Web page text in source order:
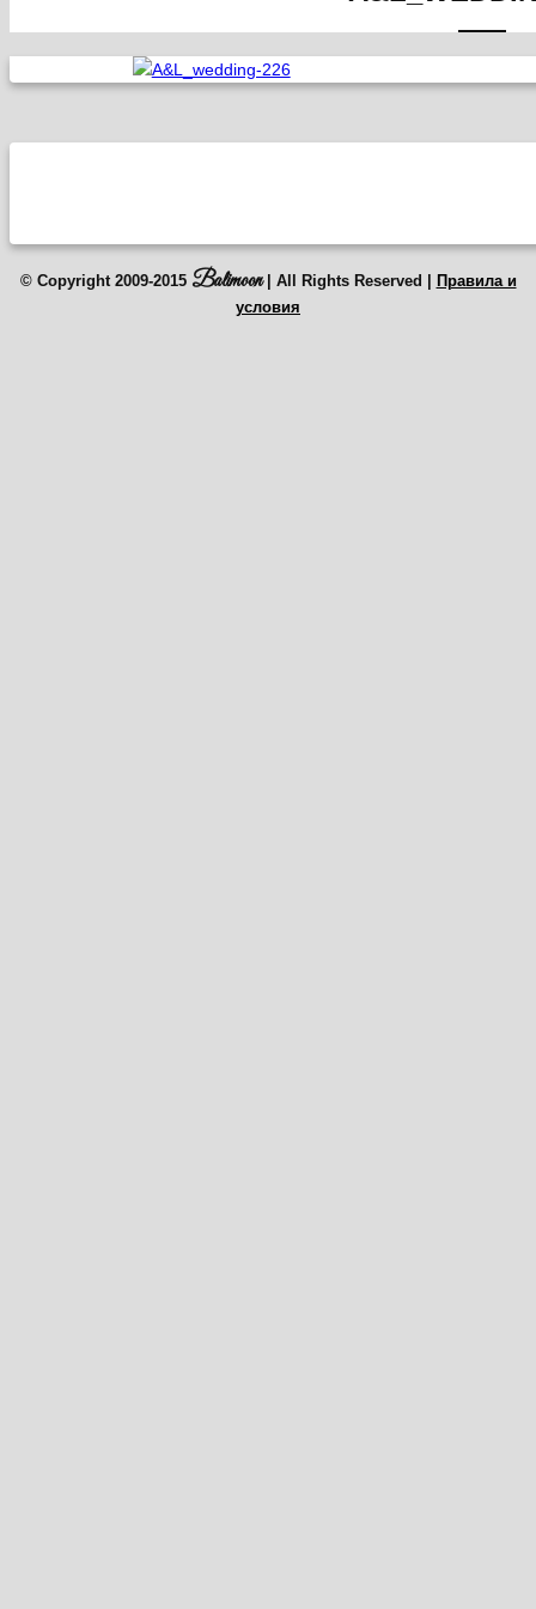
© Copyright 2009-2015 Balimoon| All Rights Reserved |
Правила и
условия